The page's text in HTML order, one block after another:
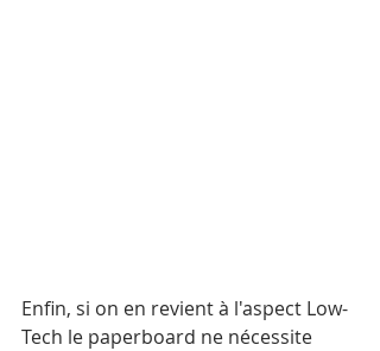
Enfin, si on en revient à l'aspect Low-
Tech le paperboard ne nécessite